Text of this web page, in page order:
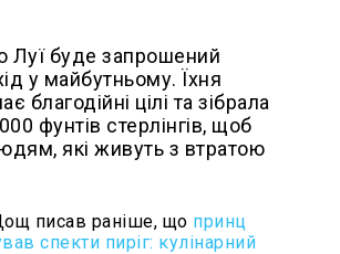
Луї буде запрошений
у майбутньому. Їхня
благодійні цілі та зібрала
фунтів стерлінгів, щоб
які живуть з втратою
писав раніше, що принц
спекти пиріг: кулінарний